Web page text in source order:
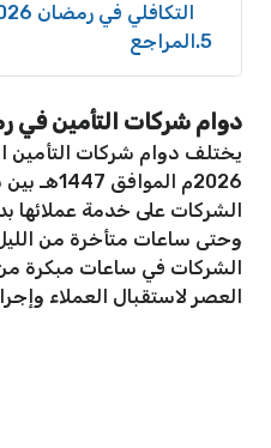
التكافلي في رمضان 2026
5 المراجع
دوام شركات التأمين في رمضان
يختلف دوام شركات التأمين
2026م
الشركات على خدمة عملائها
وحتى ساعات متأخرة من
الشركات في ساعات مبكرة
العصر لاستقبال العملاء